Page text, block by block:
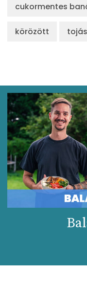
cukormentes
körözött